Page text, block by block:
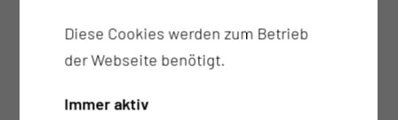
Spezialisierung entsprechend der Klinik)
Diese Cookies werden zum Betrieb
der Webseite benötigt.
Immer aktiv